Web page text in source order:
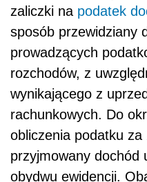
zaliczki na podatek
sposób przewidziany
prowadzących
rozchodów, z
wynikającego z
rachunkowych. Do
obliczenia podatku
przyjmowany dochód
obydwu ewidencji.